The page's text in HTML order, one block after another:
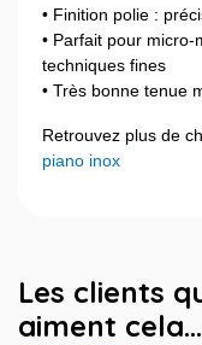
• Finition polie :
• Parfait pour
techniques fines
• Très bonne tenue
Retrouvez plus de
piano inox
Les clients
aiment cela...